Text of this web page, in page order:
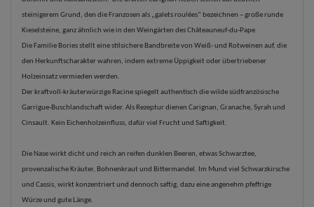
steinigerem Grund, den die Franzosen als „galets roulées“ bezeichnen – große runde
Kieselsteine, ganz ähnlich wie in den Weingärten des Châteauneuf-du-Pape.
Die Familie Bories stellt eine stilsichere Bandbreite von Weiß- und Rotweinen auf, die
den Herkunftscharakter wahren, indem extreme Üppigkeit oder übertriebener
Holzeinsatz vermieden werden.
Der kraftvoll-kräuterwürzige Racine spiegelt authentisch die wilde südfranzösische
Garrigue-Buschlandschaft wider. Als Rezeptur dienen Carignan, Granache, Syrah und
Cinsault. Kein Eichenholzeinfluss, dafür viel Frucht und Saftigkeit.
Die Nase wirkt dicht und reich an reifen dunklen Beeren, etwas Schwarztee,
provenzalische Kräuter, Bohnenkraut und Bittermandel. Im Mund viel Schwarzkirsche
und Cassis, wirkt konzentriert und dennoch saftig, dazu eine angenehm pfeffrige
Würze und gute Länge.